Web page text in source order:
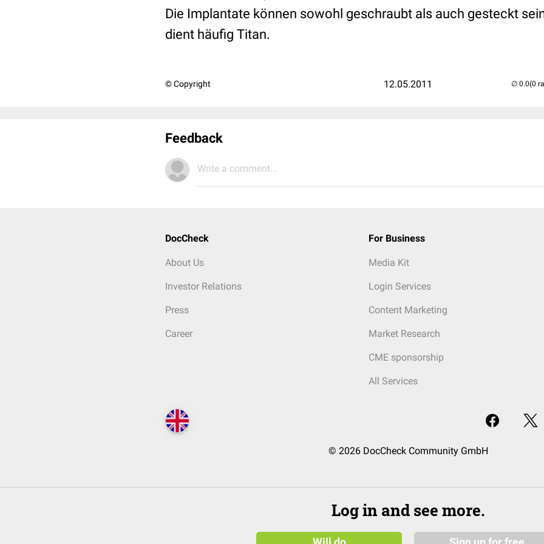
Die Implantate können sowohl geschraubt als auch gesteckt
dient häufig Titan.
© Copyright 12.05.2011 (0
Feedback
Write a comment...
DocCheck
About Us
Investor Relations
Press
Career
For Business
Media Kit
Login Services
Content Marketing
Market Research
CME sponsorship
All Services
© 2026 DocCheck Community GmbH
Log in and see more.